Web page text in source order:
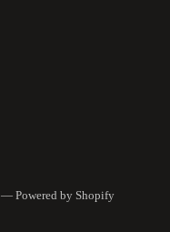
— Powered by Shopify